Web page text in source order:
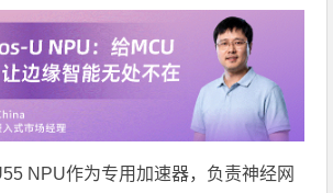
NPU作为专用加速器，负责神经网